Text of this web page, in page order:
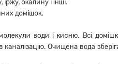
окалину і інші.
домішок.
води і кисню. Всі
каналізацію. Очищена вода